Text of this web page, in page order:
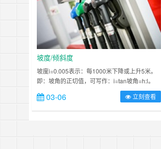
坡度/倾斜度
坡度i=0.005表示：每1000米下降或上升5米。
即：坡角的正切值，可写作：i=tan坡角=h:l。
例如：坡度3% 是指路程每100米,垂直方向上升
(下降)3米 ；1%是指路程每100米,垂直方向上升
(下降)1米 。依次类推。 ……
03-06 立刻查看